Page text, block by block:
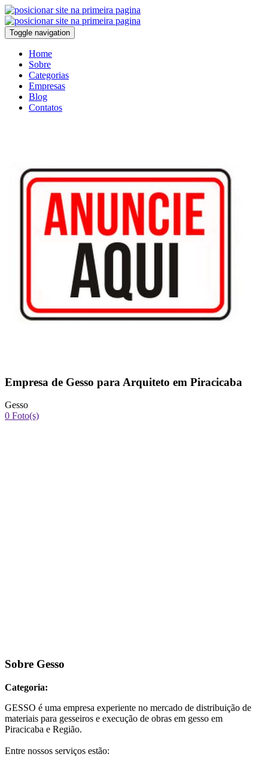
Toggle navigation
Home
Sobre
Categorias
Empresas
Blog
Contatos
Empresa de Gesso para Arquiteto em Piracicaba
Gesso
0 Foto(s)
Sobre Gesso
Categoria:
GESSO é uma empresa experiente no mercado de distribuição de
materiais para gesseiros e execução de obras em gesso em
Piracicaba e Região.
Entre nossos serviços estão: